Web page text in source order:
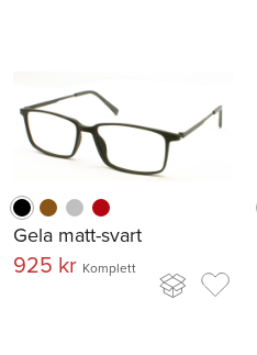
Gela matt-svart
925 kr Komplett